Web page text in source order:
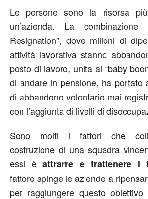
Le persone sono la risorsa
un’azienda. La
Resignation”, dove milioni di
attività lavorativa stanno
posto di lavoro, unita ai “baby
di andare in pensione, ha portato
di abbandono volontario mai
con l’aggiunta di livelli di
Sono molti i fattori che
costruzione di una squadra
essi èattrarre e trattenere i
fattore spinge le aziende a
per raggiungere questo